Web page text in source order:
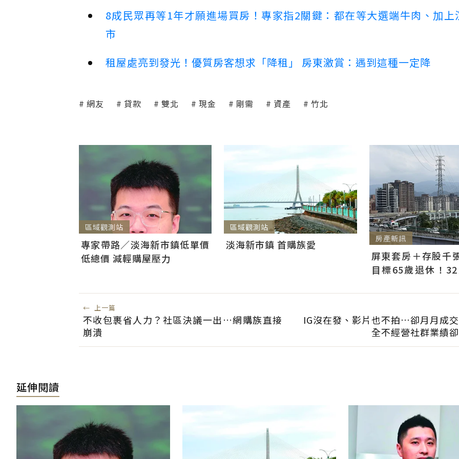
8成民眾再等1年才願進場買房！專家指2關鍵：都在等大選端牛肉、加上
市
租屋處亮到發光！優質房客想求「降租」 房東激賞：遇到這種一定降
網友 貸款 雙北 現金 剛需 資產 竹北
區域觀測站
專家帶路／淡海新市鎮低單價
低總價 減輕購屋壓力
區域觀測站
淡海新市鎮 首購族愛 房產新訊
屏東套房＋存股千
目標65歲退休！
← 上一篇
不收包裹省人力？社區決議一出…網購族直接
崩潰
IG沒在發、影片也不拍…卻月月成
全不經營社群業績
延伸閱讀